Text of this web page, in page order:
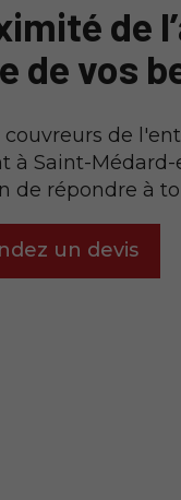
de
de vos
couvreurs de
à Saint-
de répondre à
un devis